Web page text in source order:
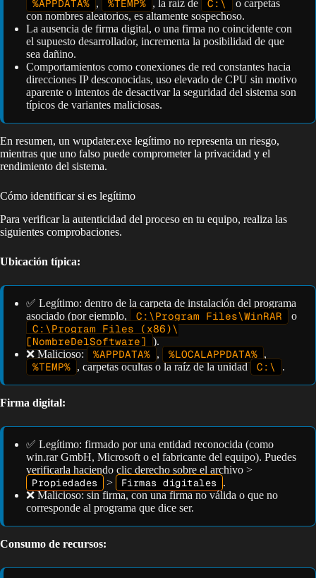
%APPDATA% , %TEMP% , la raíz de C:\
o carpetas
con nombres aleatorios, es altamente sospechoso.
La ausencia de firma digital, o una firma no coincidente con
el supuesto desarrollador, incrementa la posibilidad de que
sea dañino.
Comportamientos como conexiones de red constantes hacia
direcciones IP desconocidas, uso elevado de CPU sin motivo
aparente o intentos de desactivar la seguridad del sistema son
típicos de variantes maliciosas.
En resumen, un wupdater.exe legítimo no representa un riesgo,
mientras que uno falso puede comprometer la privacidad y el
rendimiento del sistema.
Cómo identificar si es legítimo
Para verificar la autenticidad del proceso en tu equipo, realiza las
siguientes comprobaciones.
Ubicación típica:
✅ Legítimo: dentro de la carpeta de instalación del programa
asociado (por ejemplo,
C:\Program Files\WinRAR o
C:\Program Files (x86)\
[NombreDelSoftware]
).
❌ Malicioso: %APPDATA% , %LOCALAPPDATA% ,
%TEMP% , carpetas ocultas o la raíz de la unidad C:\ .
Firma digital:
✅ Legítimo: firmado por una entidad reconocida (como
win.rar GmbH, Microsoft o el fabricante del equipo). Puedes
verificarla haciendo clic derecho sobre el archivo >
Propiedades > Firmas digitales
.
❌ Malicioso: sin firma, con una firma no válida o que no
corresponde al programa que dice ser.
Consumo de recursos: